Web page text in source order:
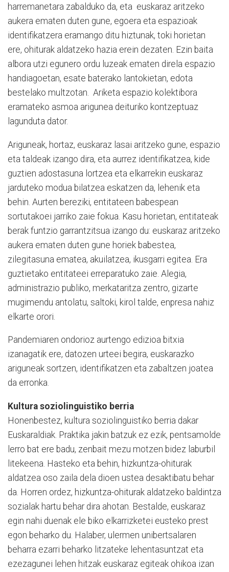
harremanetara zabalduko da, eta euskaraz aritzeko
aukera ematen duten gune, egoera eta espazioak
identifikatzera eramango ditu hiztunak, toki horietan
ere, ohiturak aldatzeko hazia erein dezaten. Ezin baita
albora utzi egunero ordu luzeak ematen direla espazio
handiagoetan, esate baterako lantokietan, edota
bestelako multzotan. Ariketa espazio kolektibora
eramateko asmoa arigunea deituriko kontzeptuaz
lagunduta dator.
Ariguneak, hortaz, euskaraz lasai aritzeko gune, espazio
eta taldeak izango dira, eta aurrez identifikatzea, kide
guztien adostasuna lortzea eta elkarrekin euskaraz
jarduteko modua bilatzea eskatzen da, lehenik eta
behin. Aurten bereziki, entitateen babespean
sortutakoei jarriko zaie fokua. Kasu horietan, entitateak
berak funtzio garrantzitsua izango du: euskaraz aritzeko
aukera ematen duten gune horiek babestea,
zilegitasuna ematea, akuilatzea, ikusgarri egitea. Era
guztietako entitateei erreparatuko zaie. Alegia,
administrazio publiko, merkataritza zentro, gizarte
mugimendu antolatu, saltoki, kirol talde, enpresa nahiz
elkarte orori.
Pandemiaren ondorioz aurtengo edizioa bitxia
izanagatik ere, datozen urteei begira, euskarazko
ariguneak sortzen, identifikatzen eta zabaltzen joatea
da erronka.
Kultura soziolinguistiko berria
Honenbestez, kultura soziolinguistiko berria dakar
Euskaraldiak. Praktika jakin batzuk ez ezik, pentsamolde
lerro bat ere badu, zenbait mezu motzen bidez laburbil
litekeena. Hasteko eta behin, hizkuntza-ohiturak
aldatzea oso zaila dela dioen ustea desaktibatu behar
da. Horren ordez, hizkuntza-ohiturak aldatzeko baldintza
sozialak hartu behar dira ahotan. Bestalde, euskaraz
egin nahi duenak ele biko elkarrizketei eusteko prest
egon beharko du. Halaber, ulermen unibertsalaren
beharra ezarri beharko litzateke lehentasuntzat eta
ezezagunei lehen hitzak euskaraz egiteak ohikoa izan